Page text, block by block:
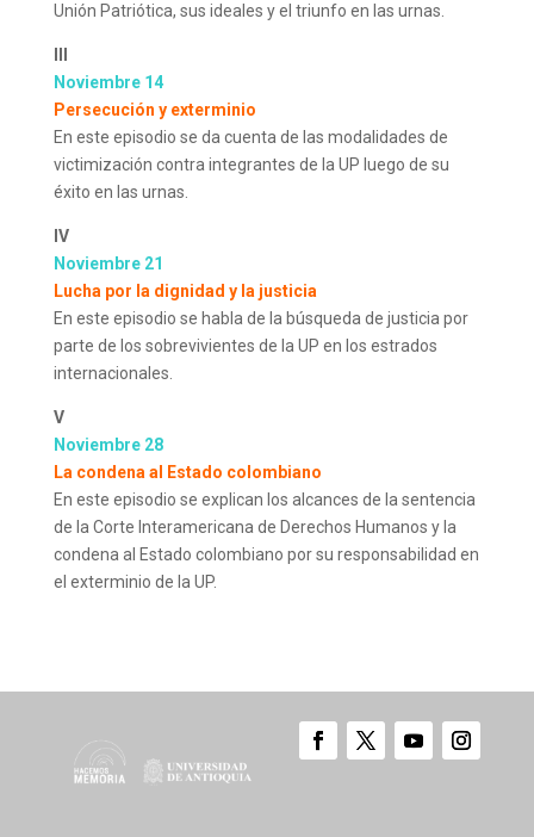
Unión Patriótica, sus ideales y el triunfo en las urnas.
Noviembre 14
Persecución y exterminio
En este episodio se da cuenta de las modalidades de
victimización contra integrantes de la UP luego de su
éxito en las urnas.
IV
Noviembre 21
Lucha por la dignidad y la justicia
En este episodio se habla de la búsqueda de justicia por
parte de los sobrevivientes de la UP en los estrados
internacionales.
V
Noviembre 28
La condena al Estado colombiano
En este episodio se explican los alcances de la sentencia
de la Corte Interamericana de Derechos Humanos y la
condena al Estado colombiano por su responsabilidad en
el exterminio de la UP.